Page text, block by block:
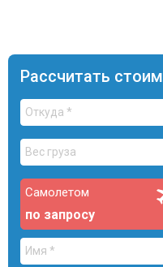
Рассчитать
Самолетом
по запросу